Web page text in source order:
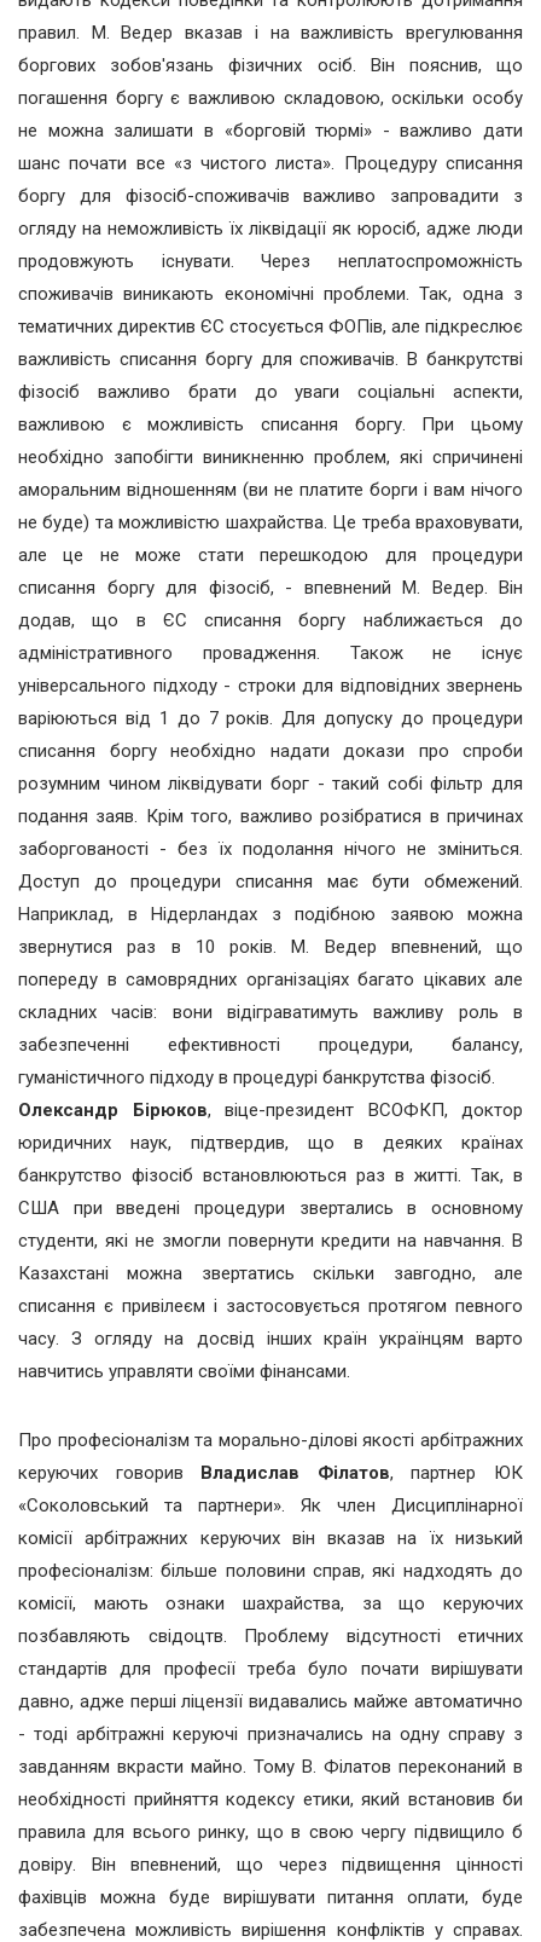
правил. М. Ведер вказав і на важливість врегулювання
боргових зобов'язань фізичних осіб. Він пояснив, що
погашення боргу є важливою складовою, оскільки особу
не можна залишати в «борговій тюрмі» - важливо дати
шанс почати все «з чистого листа». Процедуру списання
боргу для фізосіб-споживачів важливо запровадити з
огляду на неможливість їх ліквідації як юросіб, адже люди
продовжують існувати. Через неплатоспроможність
споживачів виникають економічні проблеми. Так, одна з
тематичних директив ЄС стосується ФОПів, але підкреслює
важливість списання боргу для споживачів. В банкрутстві
фізосіб важливо брати до уваги соціальні аспекти,
важливою є можливість списання боргу. При цьому
необхідно запобігти виникненню проблем, які спричинені
аморальним відношенням (ви не платите борги і вам нічого
не буде) та можливістю шахрайства. Це треба враховувати,
але це не може стати перешкодою для процедури
списання боргу для фізосіб, - впевнений М. Ведер. Він
додав, що в ЄС списання боргу наближається до
адміністративного провадження. Також не існує
універсального підходу - строки для відповідних звернень
варіюються від 1 до 7 років. Для допуску до процедури
списання боргу необхідно надати докази про спроби
розумним чином ліквідувати борг - такий собі фільтр для
подання заяв. Крім того, важливо розібратися в причинах
заборгованості - без їх подолання нічого не зміниться.
Доступ до процедури списання має бути обмежений.
Наприклад, в Нідерландах з подібною заявою можна
звернутися раз в 10 років. М. Ведер впевнений, що
попереду в самоврядних організаціях багато цікавих але
складних часів: вони відіграватимуть важливу роль в
забезпеченні ефективності процедури, балансу,
гуманістичного підходу в процедурі банкрутства фізосіб.
Олександр Бірюков, віце-президент ВСОФКП, доктор
юридичних наук, підтвердив, що в деяких країнах
банкрутство фізосіб встановлюються раз в житті. Так, в
США при введені процедури звертались в основному
студенти, які не змогли повернути кредити на навчання. В
Казахстані можна звертатись скільки завгодно, але
списання є привілеєм і застосовується протягом певного
часу. З огляду на досвід інших країн українцям варто
навчитись управляти своїми фінансами.
Про професіоналізм та морально-ділові якості арбітражних
керуючих говорив Владислав Філатов, партнер ЮК
«Соколовський та партнери». Як член Дисциплінарної
комісії арбітражних керуючих він вказав на їх низький
професіоналізм: більше половини справ, які надходять до
комісії, мають ознаки шахрайства, за що керуючих
позбавляють свідоцтв. Проблему відсутності етичних
стандартів для професії треба було почати вирішувати
давно, адже перші ліцензії видавались майже автоматично
- тоді арбітражні керуючі призначались на одну справу з
завданням вкрасти майно. Тому В. Філатов переконаний в
необхідності прийняття кодексу етики, який встановив би
правила для всього ринку, що в свою чергу підвищило б
довіру. Він впевнений, що через підвищення цінності
фахівців можна буде вирішувати питання оплати, буде
забезпечена можливість вирішення конфліктів у справах.